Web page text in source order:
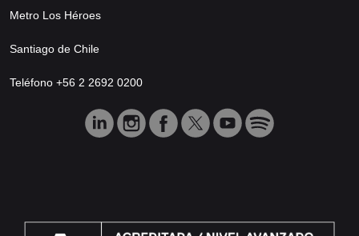
Metro Los Héroes
Santiago de Chile
Teléfono +56 2 2692 0200